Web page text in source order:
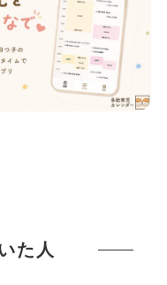
た人